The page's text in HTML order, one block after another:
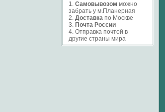
1. Самовывозом можно
забрать у м.Планерная
2. Доставка по Москве
3. Почта России
4. Отправка почтой в
другие страны мира